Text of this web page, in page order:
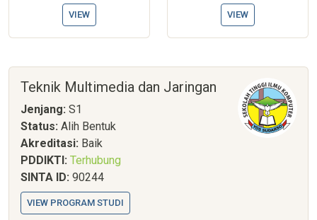
VIEW VIEW
Teknik Multimedia dan Jaringan
Jenjang: S1
Status: Alih Bentuk
Akreditasi: Baik
PDDIKTI: Terhubung
SINTA ID: 90244
VIEW PROGRAM STUDI